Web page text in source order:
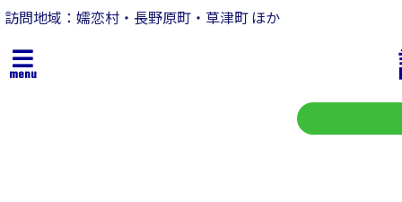
訪問地域：嬬恋村・長野原町・草津町 ほか
menu